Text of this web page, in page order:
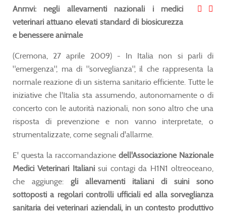
Anmvi: negli allevamenti nazionali i medici
veterinari attuano elevati standard di biosicurezza
e benessere animale
(Cremona, 27 aprile 2009) - In Italia non si parli di
"emergenza", ma di "sorveglianza", il che rappresenta la
normale reazione di un sistema sanitario efficiente. Tutte le
iniziative che l'Italia sta assumendo, autonomamente o di
concerto con le autorità nazionali, non sono altro che una
risposta di prevenzione e non vanno interpretate, o
strumentalizzate, come segnali d'allarme.
E' questa la raccomandazione dell'Associazione Nazionale
Medici Veterinari Italianisui contagi da H1N1 oltreoceano,
che aggiunge: gli allevamenti italiani di suini sono
sottoposti a regolari controlli ufficiali ed alla sorveglianza
sanitaria dei veterinari aziendali, in un contesto produttivo